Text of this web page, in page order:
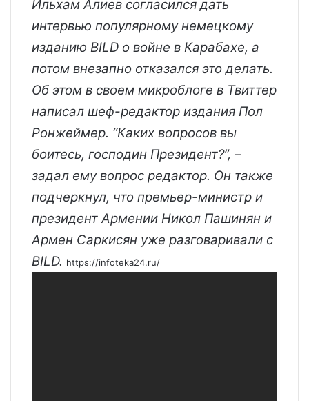
Ильхам Алиев согласился дать
интервью популярному немецкому
изданию BILD о войне в Карабахе, а
потом внезапно отказался это делать.
Об этом в своем микроблоге в Твиттер
написал шеф-редактор издания Пол
Ронжеймер. “Каких вопросов вы
боитесь, господин Президент?”, –
задал ему вопрос редактор. Он также
подчеркнул, что премьер-министр и
президент Армении Никол Пашинян и
Армен Саркисян уже разговаривали с
BILD. https://infoteka24.ru/